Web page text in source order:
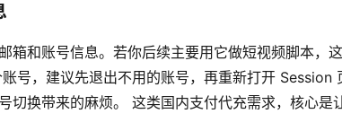
箱和账号信息。若你后续主要用它做短视频脚本，
号，建议先退出不用的账号，再重新打开 Session
切换带来的麻烦。 这类国内支付代充需求，核心是